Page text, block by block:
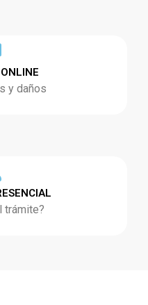
y daños
trámite?